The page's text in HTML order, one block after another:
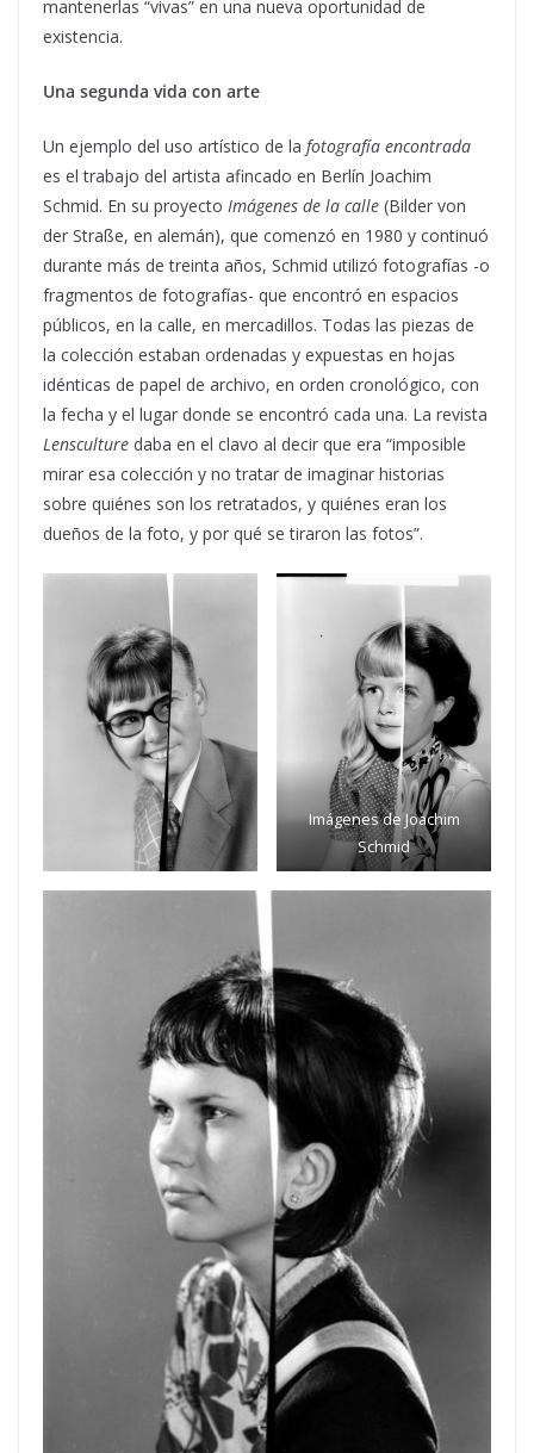
mantenerlas “vivas” en una nueva oportunidad de
existencia.
Una segunda vida con arte
Un ejemplo del uso artístico de la fotografía encontrada
es el trabajo del artista afincado en Berlín Joachim
Schmid. En su proyecto Imágenes de la calle (Bilder von
der Straße, en alemán), que comenzó en 1980 y continuó
durante más de treinta años, Schmid utilizó fotografías -o
fragmentos de fotografías- que encontró en espacios
públicos, en la calle, en mercadillos. Todas las piezas de
la colección estaban ordenadas y expuestas en hojas
idénticas de papel de archivo, en orden cronológico, con
la fecha y el lugar donde se encontró cada una. La revista
Lensculture daba en el clavo al decir que era “imposible
mirar esa colección y no tratar de imaginar historias
sobre quiénes son los retratados, y quiénes eran los
dueños de la foto, y por qué se tiraron las fotos”.
Imágenes de Joachim
Schmid